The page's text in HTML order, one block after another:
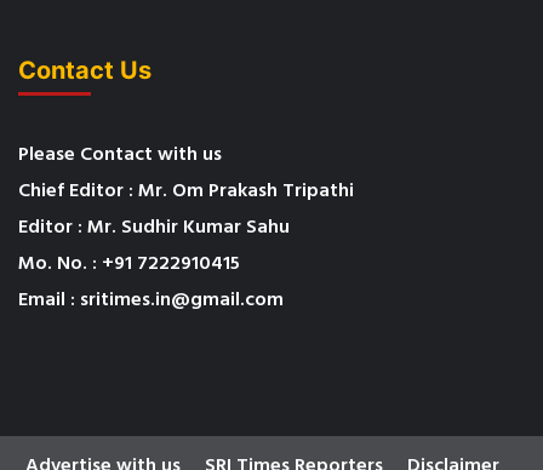
Contact Us
Please Contact with us
Chief Editor : Mr. Om Prakash Tripathi
Editor : Mr. Sudhir Kumar Sahu
Mo. No. : +91 7222910415
Email : sritimes.in@gmail.com